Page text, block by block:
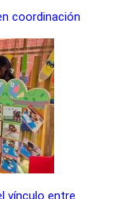
coordinación
vínculo entre